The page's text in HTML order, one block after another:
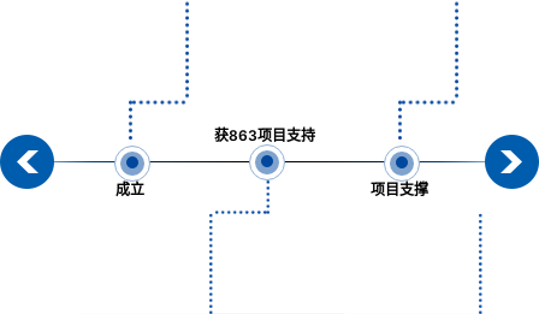
成立
获863项目支持
项目支撑
配套